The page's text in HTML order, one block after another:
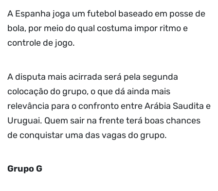
A Espanha joga um futebol baseado em posse de
bola, por meio do qual costuma impor ritmo e
controle de jogo.
A disputa mais acirrada será pela segunda
colocação do grupo, o que dá ainda mais
relevância para o confronto entre Arábia Saudita e
Uruguai. Quem sair na frente terá boas chances
de conquistar uma das vagas do grupo.
Grupo G